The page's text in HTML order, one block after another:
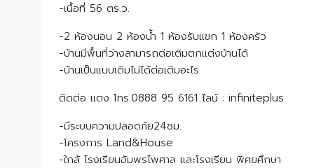
-เนื้อที่ 56 ตร.ว.
-2 ห้องนอน 2 ห้องน้ำ 1 ห้องรับแขก 1 ห้องครัว
-บ้านมีพื้นที่ว่างสามารถต่อเติมตกแต่งบ้านได้
-บ้านเป็นแบบเดิมไม่ได้ต่อเติมอะไร
ติดต่อ แตง โทร.0888 95 6161 ไลน์ : infiniteplus
-มีระบบความปลอดภัย24ชม.
-โครงการ Land&House
-ใกล้ โรงเรียนอัมพรไพศาล และโรงเรียน พิศยศึกษา